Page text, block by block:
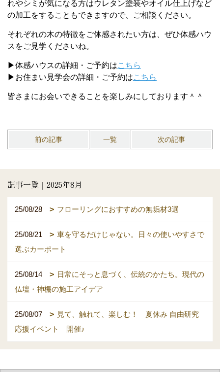
れやシミが気になる方はウレタン塗装やオイル仕上げなど
の加工をすることもできますので、ご相談ください。
それぞれの木の特徴をご体感されたい方は、ぜひ体感ハウ
スをご見学くださいね。
▶体感ハウスの詳細・ご予約はこちら
▶お住まい見学会の詳細・ご予約はこちら
皆さまにお会いできることを楽しみにしております＾＾
前の記事 一覧 次の記事
記事一覧｜2025年8月
25/08/28 フローリングにおすすめの無垢材3選
25/08/21
車を守るだけじゃない。日々の使いやすさで
選ぶカーポート
25/08/14
日常にそっと息づく、伝統のかたち。現代の
仏壇・神棚の施工アイデア
25/08/07
見て、触れて、楽しむ！ 夏休み 自由研究
応援イベント 開催♪